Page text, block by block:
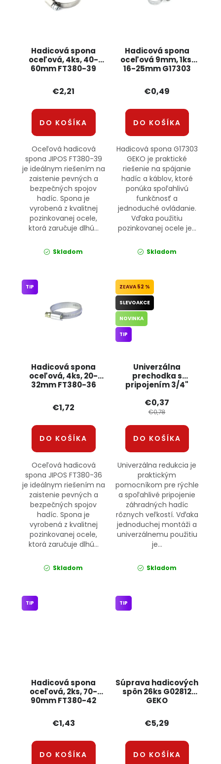
Hadicová spona
oceľová, 4ks, 40-
60mm FT380-39
€2,21
DO KOŠÍKA
Oceľová hadicová
spona JIPOS FT380-39
je ideálnym riešením na
zaistenie pevných a
bezpečných spojov
hadíc. Spona je
vyrobená z kvalitnej
pozinkovanej ocele,
ktorá zaručuje dlhú...
Skladom
Hadicová spona
oceľová 9mm, 1ks,
16-25mm G17303
€0,49
DO KOŠÍKA
Hadicová spona G17303
GEKO je praktické
riešenie na spájanie
hadíc a káblov, ktoré
ponúka spoľahlivú
funkčnosť a
jednoduché ovládanie.
Vďaka použitiu
pozinkovanej ocele je...
Skladom
Hadicová spona
oceľová, 4ks, 20-
32mm FT380-36
TIP
€1,72
DO KOŠÍKA
Oceľová hadicová
spona JIPOS FT380-36
je ideálnym riešením na
zaistenie pevných a
bezpečných spojov
hadíc. Spona je
vyrobená z kvalitnej
pozinkovanej ocele,
ktorá zaručuje dlhú...
Skladom
Univerzálna
prechodka s
pripojením 3/4"
52 %
SLEVOAKCE
NOVINKA
TIP
€0,37
€0,78
DO KOŠÍKA
Univerzálna redukcia je
praktickým
pomocníkom pre rýchle
a spoľahlivé pripojenie
záhradných hadíc
rôznych veľkostí. Vďaka
jednoduchej montáži a
univerzálnemu použitiu
je...
Skladom
Hadicová spona
oceľová, 2ks, 70-
90mm FT380-42
TIP
€1,43
DO KOŠÍKA
Súprava hadicových
spôn 26ks G02812
GEKO
TIP
€5,29
DO KOŠÍKA